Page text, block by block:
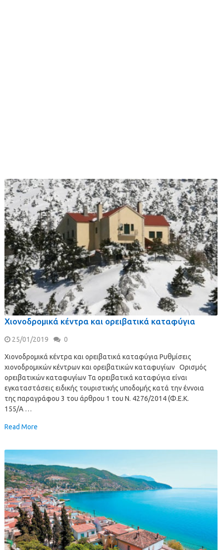
Χιονοδρομικά κέντρα και ορειβατικά καταφύγια
25/01/2019 0
Χιονοδρομικά κέντρα και ορειβατικά καταφύγια Ρυθμίσεις
χιονοδρομικών κέντρων και ορειβατικών καταφυγίων Ορισμός
ορειβατικών καταφυγίων Τα ορειβατικά καταφύγια είναι
εγκαταστάσεις ειδικής τουριστικής υποδομής κατά την έννοια
της παραγράφου 3 του άρθρου 1 του Ν. 4276/2014 (Φ.Ε.Κ.
155/A …
Read More